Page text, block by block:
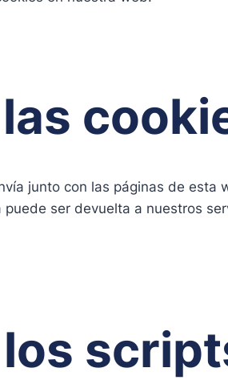
junto con las páginas de
ser devuelta a nuestros